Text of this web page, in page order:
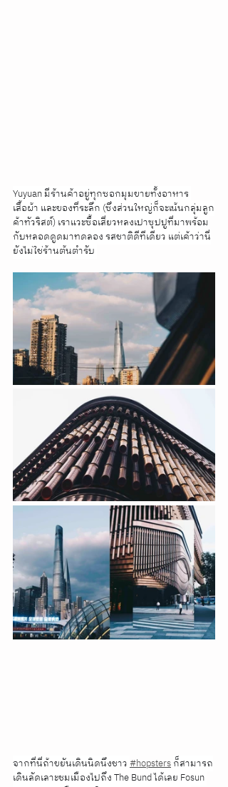
Yuyuan มีร้านค้าอยู่ทุกซอกมุมขายทั้งอาหาร
เสื้อผ้า และของที่ระลึก (ซึ่งส่วนใหญ่ก็จะเน้นกลุ่มลูก
ค้าทัวริสต์) เราแวะซื้อเสี่ยวหลงเปาซุปปูที่มาพร้อม
กับหลอดดูดมาทดลอง รสชาติดีทีเดียว แต่เค้าว่านี่
ยังไม่ใช่ร้านต้นตำรับ
จากที่นี่ถ้าขยันเดินนิดนึงชาว #hopstersก็สามารถ
เดินลัดเลาะชมเมืองไปถึง The Bund ได้เลย Fosun